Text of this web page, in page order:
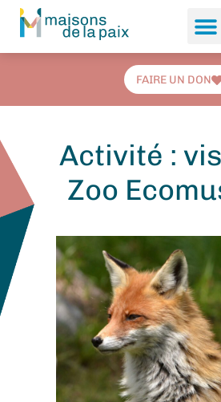
FAIRE UN DON
Activité :
Zoo